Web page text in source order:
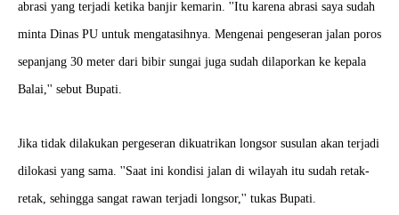
abrasi yang terjadi ketika banjir kemarin. ''Itu karena abrasi saya sudah
minta Dinas PU untuk mengatasihnya. Mengenai pengeseran jalan poros
sepanjang 30 meter dari bibir sungai juga sudah dilaporkan ke kepala
Balai,'' sebut Bupati.
Jika tidak dilakukan pergeseran dikuatrikan longsor susulan akan terjadi
dilokasi yang sama. ''Saat ini kondisi jalan di wilayah itu sudah retak-
retak, sehingga sangat rawan terjadi longsor,'' tukas Bupati.